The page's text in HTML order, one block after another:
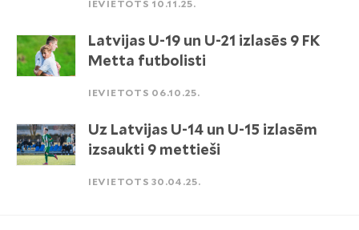
IEVIETOTS 10.11.25.
Latvijas U-19 un U-21 izlasēs 9 FK
Metta futbolisti
IEVIETOTS 06.10.25.
Uz Latvijas U-14 un U-15 izlasēm
izsaukti 9 mettieši
IEVIETOTS 30.04.25.